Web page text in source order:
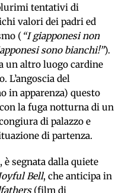
tentativi di
valori dei padri ed
( “I giapponesi non
sono bianchi!”).
un altro luogo cardine
L’angoscia del
in apparenza) questo
la fuga notturna di un
di palazzo e
di partenza.
segnata dalla quiete
Bell, che anticipa in
(film di